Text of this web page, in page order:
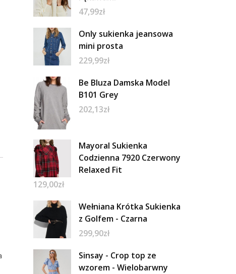
47,99zł
Only sukienka jeansowa
mini prosta
229,99zł
Be Bluza Damska Model
B101 Grey
202,13zł
Mayoral Sukienka
Codzienna 7920 Czerwony
Relaxed Fit
129,00zł
Wełniana Krótka Sukienka
z Golfem - Czarna
299,90zł
Sinsay - Crop top ze
wzorem - Wielobarwny